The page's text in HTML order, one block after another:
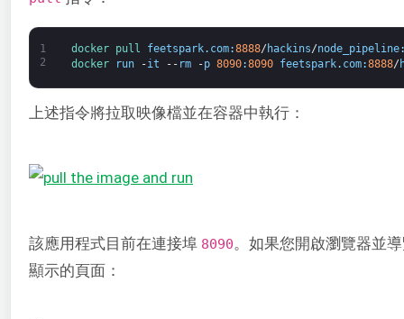
1
2
docker pull feetspark. com:8888/ hackins/node_pipeline
docker
run -it -- rm -p 8090:8090 feetspark. com:8888/
上述指令將拉取映像檔並在容器中執行：
該應用程式目前在連接埠 8090。如果您開啟瀏覽器並
顯示的頁面：